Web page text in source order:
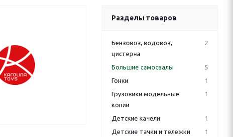
Разделы товаров
Бензовоз, водовоз,
цистерна
2
Большие самосвалы
5
Гонки
1
Грузовики модельные
копии
1
Детские качели
1
Детские тачки и тележки
1